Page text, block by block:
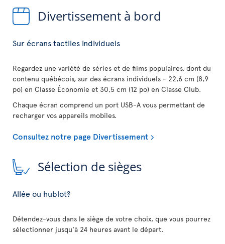
Divertissement à bord
Sur écrans tactiles individuels
Regardez une variété de séries et de films populaires, dont du
contenu québécois, sur des écrans individuels - 22,6 cm (8,9
po) en Classe Économie et 30,5 cm (12 po) en Classe Club.
Chaque écran comprend un port USB-A vous permettant de
recharger vos appareils mobiles.
Consultez notre page Divertissement
Sélection de sièges
Allée ou hublot?
Détendez-vous dans le siège de votre choix, que vous pourrez
sélectionner jusqu'à 24 heures avant le départ.